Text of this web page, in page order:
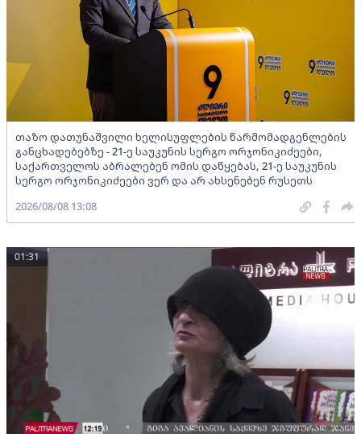
თაზო დათუნაშვილი ხელისუფლების წარმომადგენლების
განცხადებებზე - 21-ე საუკუნის სერგო ორჯონიკიძეები,
საქართველოს აბრალებენ ომის დაწყებას, 21-ე საუკუნის
სერგო ორჯონიკიძეები ვერ და არ ახსენებენ რუსეთს
2026/08/08 13:08
01:31